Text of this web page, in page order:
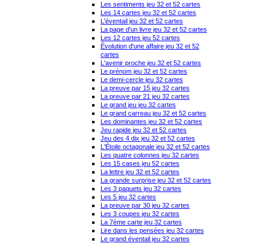
Les sentiments jeu 32 et 52 cartes
Les 14 cartes jeu 32 et 52 cartes
L'éventail jeu 32 et 52 cartes
La page d'un livre jeu 32 et 52 cartes
Les 12 cartes jeu 52 cartes
Évolution d'une affaire jeu 32 et 52
cartes
L'avenir proche jeu 32 et 52 cartes
Le prénom jeu 32 et 52 cartes
Le demi-cercle jeu 32 cartes
La preuve par 15 jeu 32 cartes
La preuve par 21 jeu 32 cartes
Le grand jeu jeu 32 cartes
Le grand carreau jeu 32 et 52 cartes
Les dominantes jeu 32 et 52 cartes
Jeu rapide jeu 32 et 52 cartes
Jeu des 4 dix jeu 32 et 52 cartes
L'Étoile octagonale jeu 32 et 52 cartes
Les quatre colonnes jeu 32 cartes
Les 15 cases jeu 52 cartes
La lettre jeu 32 et 52 cartes
La grande surprise jeu 32 et 52 cartes
Les 3 paquets jeu 32 cartes
Les 5 jeu 32 cartes
La preuve par 30 jeu 32 cartes
Les 3 coupes jeu 32 cartes
La 7ème carte jeu 32 cartes
Lire dans les pensées jeu 32 cartes
Le grand éventail jeu 32 cartes